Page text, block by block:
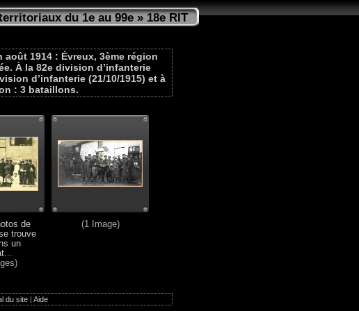
du 1e au 99e» 18e RIT
1914 : Évreux, 3ème région
À la 82e division d’infanterie
d’infanterie (21/10/1915) et à
: 3 bataillons.
de
trouve
un
(1 Image)
du site| Aide